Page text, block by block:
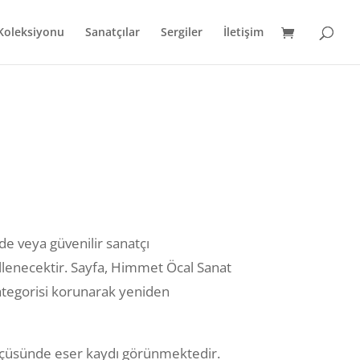
Sanatçılar Sergiler İletişim
veya güvenilir sanatçı
Sayfa, Himmet Öcal Sanat
korunarak yeniden
eser kaydı görünmektedir.